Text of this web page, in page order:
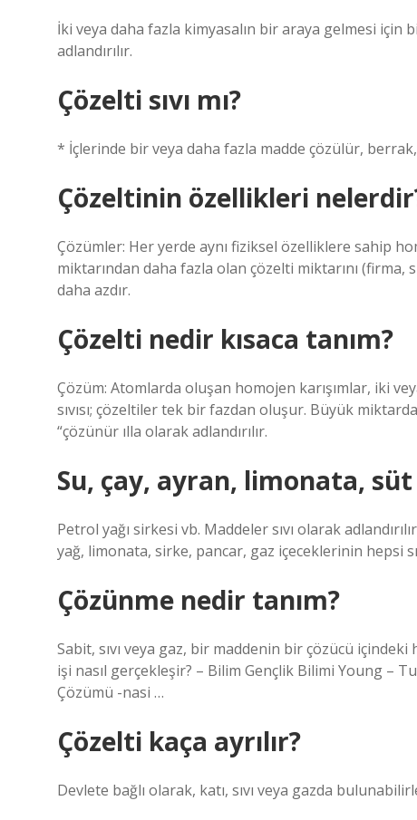
İki veya daha fazla kimyasalın bir araya gelmesi için
adlandırılır.
Çözelti sıvı mı?
* İçlerinde bir veya daha fazla madde çözülür,
Çözeltinin özellikleri
Çözümler: Her yerde aynı fiziksel özelliklere sahip
miktarından daha fazla olan çözelti miktarını (firma,
daha azdır.
Çözelti nedir kısaca tanım?
Çözüm: Atomlarda oluşan homojen karışımlar, iki
sıvısı; çözeltiler tek bir fazdan oluşur. Büyük
“çözünür ılla olarak adlandırılır.
Su, çay, ayran, limonata,
Petrol yağı sirkesi vb. Maddeler sıvı olarak
yağ, limonata, sirke, pancar, gaz içeceklerinin hepsi
Çözünme nedir tanım?
Sabit, sıvı veya gaz, bir maddenin bir çözücü
işi nasıl gerçekleşir? – Bilim Gençlik Bilimi Young –
Çözümü -nasi …
Çözelti kaça ayrılır?
Devlete bağlı olarak, katı, sıvı veya gazda